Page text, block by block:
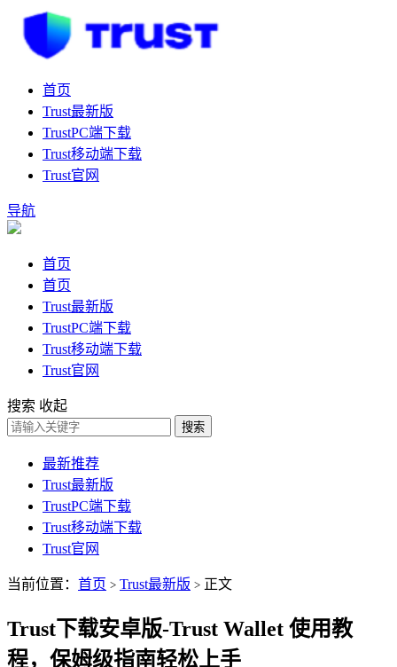
首页
Trust最新版
TrustPC端下载
Trust移动端下载
Trust官网
导航
首页
首页
Trust最新版
TrustPC端下载
Trust移动端下载
Trust官网
搜索 收起
搜索
最新推荐
Trust最新版
TrustPC端下载
Trust移动端下载
Trust官网
当前位置： 首页 > Trust最新版 > 正文
Trust下载安卓版-Trust Wallet 使用教
程，保姆级指南轻松上手